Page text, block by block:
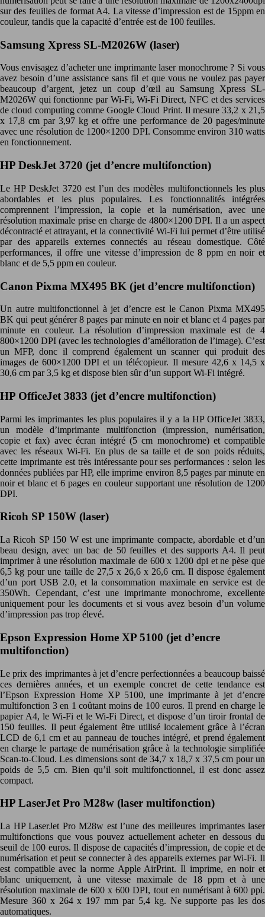
sur des feuilles de format A4. La vitesse d’impression est de 15ppm en
couleur, tandis que la capacité d’entrée est de 100 feuilles.
Samsung Xpress SL-M2026W (laser)
Vous envisagez d’acheter une imprimante laser monochrome ? Si vous
avez besoin d’une assistance sans fil et que vous ne voulez pas payer
beaucoup d’argent, jetez un coup d’œil au Samsung Xpress SL-
M2026W qui fonctionne par Wi-Fi, Wi-Fi Direct, NFC et des services
de cloud computing comme Google Cloud Print. Il mesure 33,2 x 21,5
x 17,8 cm par 3,97 kg et offre une performance de 20 pages/minute
avec une résolution de 1200×1200 DPI. Consomme environ 310 watts
en fonctionnement.
HP DeskJet 3720 (jet d’encre multifonction)
Le HP DeskJet 3720 est l’un des modèles multifonctionnels les plus
abordables et les plus populaires. Les fonctionnalités intégrées
comprennent l’impression, la copie et la numérisation, avec une
résolution maximale prise en charge de 4800×1200 DPI. Il a un aspect
décontracté et attrayant, et la connectivité Wi-Fi lui permet d’être utilisé
par des appareils externes connectés au réseau domestique. Côté
performances, il offre une vitesse d’impression de 8 ppm en noir et
blanc et de 5,5 ppm en couleur.
Canon Pixma MX495 BK (jet d’encre multifonction)
Un autre multifonctionnel à jet d’encre est le Canon Pixma MX495
BK qui peut générer 8 pages par minute en noir et blanc et 4 pages par
minute en couleur. La résolution d’impression maximale est de 4
800×1200 DPI (avec les technologies d’amélioration de l’image). C’est
un MFP, donc il comprend également un scanner qui produit des
images de 600×1200 DPI et un télécopieur. Il mesure 42,6 x 14,5 x
30,6 cm par 3,5 kg et dispose bien sûr d’un support Wi-Fi intégré.
HP OfficeJet 3833 (jet d’encre multifonction)
Parmi les imprimantes les plus populaires il y a la HP OfficeJet 3833,
un modèle d’imprimante multifonction (impression, numérisation,
copie et fax) avec écran intégré (5 cm monochrome) et compatible
avec les réseaux Wi-Fi. En plus de sa taille et de son poids réduits,
cette imprimante est très intéressante pour ses performances : selon les
données publiées par HP, elle imprime environ 8,5 pages par minute en
noir et blanc et 6 pages en couleur supportant une résolution de 1200
DPI.
Ricoh SP 150W (laser)
La Ricoh SP 150 W est une imprimante compacte, abordable et d’un
beau design, avec un bac de 50 feuilles et des supports A4. Il peut
imprimer à une résolution maximale de 600 x 1200 dpi et ne pèse que
6,5 kg pour une taille de 27,5 x 26,6 x 26,6 cm. Il dispose également
d’un port USB 2.0, et la consommation maximale en service est de
350Wh. Cependant, c’est une imprimante monochrome, excellente
uniquement pour les documents et si vous avez besoin d’un volume
d’impression pas trop élevé.
Epson Expression Home XP 5100 (jet d’encre
multifonction)
Le prix des imprimantes à jet d’encre perfectionnées a beaucoup baissé
ces dernières années, et un exemple concret de cette tendance est
l’Epson Expression Home XP 5100, une imprimante à jet d’encre
multifonction 3 en 1 coûtant moins de 100 euros. Il prend en charge le
papier A4, le Wi-Fi et le Wi-Fi Direct, et dispose d’un tiroir frontal de
150 feuilles. Il peut également être utilisé localement grâce à l’écran
LCD de 6,1 cm et au panneau de touches intégré, et prend également
en charge le partage de numérisation grâce à la technologie simplifiée
Scan-to-Cloud. Les dimensions sont de 34,7 x 18,7 x 37,5 cm pour un
poids de 5,5 cm. Bien qu’il soit multifonctionnel, il est donc assez
compact.
HP LaserJet Pro M28w (laser multifonction)
La HP LaserJet Pro M28w est l’une des meilleures imprimantes laser
multifonctions que vous pouvez actuellement acheter en dessous du
seuil de 100 euros. Il dispose de capacités d’impression, de copie et de
numérisation et peut se connecter à des appareils externes par Wi-Fi. Il
est compatible avec la norme Apple AirPrint. Il imprime, en noir et
blanc uniquement, à une vitesse maximale de 18 ppm et à une
résolution maximale de 600 x 600 DPI, tout en numérisant à 600 ppi.
Mesure 360 x 264 x 197 mm par 5,4 kg. Ne supporte pas les dos
automatiques.